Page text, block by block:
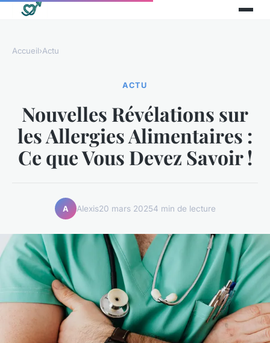
Accueil›Actu
ACTU
Nouvelles Révélations sur
les Allergies Alimentaires :
Ce que Vous Devez Savoir !
A Alexis20 mars 20254 min de lecture